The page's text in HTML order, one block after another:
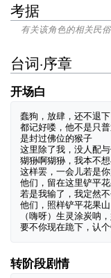
考据
有关该角色的相关民
台词·序章
开场白
蠢狗，放肆，还不退下
都记好喽，他不是只
是封过佛位的猴子
这里除了我，没人配
猢狲啊猢狲，我本不
这样罢，一会儿若是
他们，留在这里铲平
若是我输了，我定然
他们，照样铲平花果山
（嗨呀）生灵涂炭呐
转阶段剧情